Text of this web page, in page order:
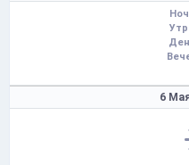
6